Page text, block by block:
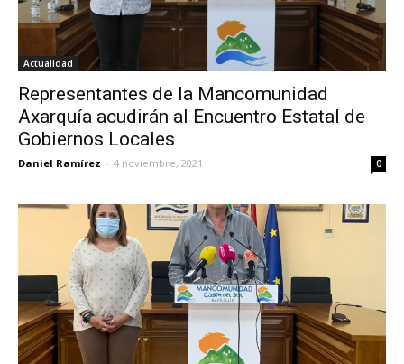
Actualidad
Representantes de la Mancomunidad
Axarquía acudirán al Encuentro Estatal de
Gobiernos Locales
Daniel Ramírez - 4 noviembre, 2021 0